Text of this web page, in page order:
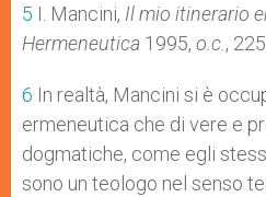
5 I. Mancini, Il mio itinerario
Hermeneutica 1995, o.c. , 225.
6 In realtà, Mancini si è
ermeneutica che di vere e
dogmatiche, come egli
sono un teologo nel senso